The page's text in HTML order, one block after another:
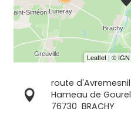
route d'Avremesnil
Hameau de Gourel
76730 BRACHY